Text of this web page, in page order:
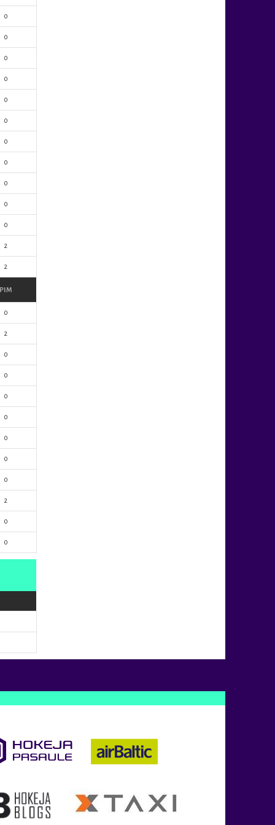
0
0
0
0
0
0
0
0
0
0
0
2
2
PIM
0
2
0
0
0
0
0
0
0
2
0
0